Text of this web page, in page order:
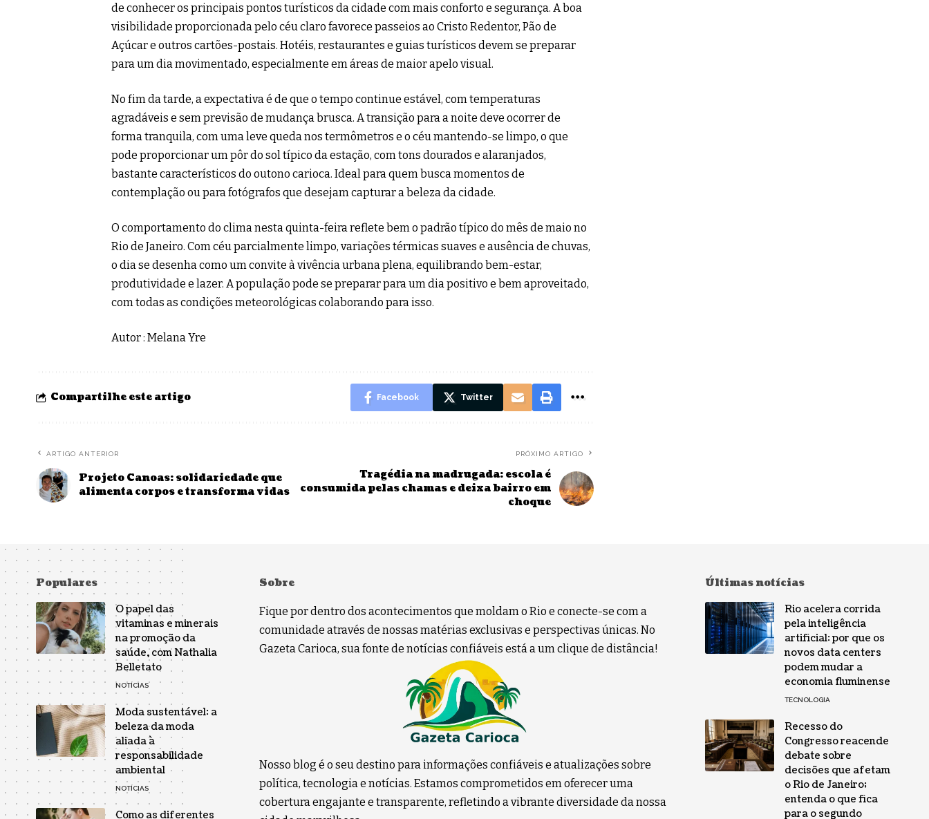
de conhecer os principais pontos turísticos da cidade com mais conforto e segurança. A boa
visibilidade proporcionada pelo céu claro favorece passeios ao Cristo Redentor, Pão de
Açúcar e outros cartões-postais. Hotéis, restaurantes e guias turísticos devem se preparar
para um dia movimentado, especialmente em áreas de maior apelo visual.
No fim da tarde, a expectativa é de que o tempo continue estável, com temperaturas
agradáveis e sem previsão de mudança brusca. A transição para a noite deve ocorrer de
forma tranquila, com uma leve queda nos termômetros e o céu mantendo-se limpo, o que
pode proporcionar um pôr do sol típico da estação, com tons dourados e alaranjados,
bastante característicos do outono carioca. Ideal para quem busca momentos de
contemplação ou para fotógrafos que desejam capturar a beleza da cidade.
O comportamento do clima nesta quinta-feira reflete bem o padrão típico do mês de maio no
Rio de Janeiro. Com céu parcialmente limpo, variações térmicas suaves e ausência de chuvas,
o dia se desenha como um convite à vivência urbana plena, equilibrando bem-estar,
produtividade e lazer. A população pode se preparar para um dia positivo e bem aproveitado,
com todas as condições meteorológicas colaborando para isso.
Autor : Melana Yre
Compartilhe este artigo Facebook Twitter
ARTIGO ANTERIOR
Projeto Canoas: solidariedade que
alimenta corpos e transforma vidas
PRÓXIMO ARTIGO
Tragédia na madrugada: escola é
consumida pelas chamas e deixa bairro em
choque
Populares
O papel das
vitaminas e minerais
na promoção da
saúde, com Nathalia
Belletato
NOTÍCIAS
Moda sustentável: a
beleza da moda
aliada à
responsabilidade
ambiental
NOTÍCIAS
Como as diferentes
Sobre
Fique por dentro dos acontecimentos que moldam o Rio e conecte-se com a
comunidade através de nossas matérias exclusivas e perspectivas únicas. No
Gazeta Carioca, sua fonte de notícias confiáveis está a um clique de distância!
Nosso blog é o seu destino para informações confiáveis e atualizações sobre
política, tecnologia e notícias. Estamos comprometidos em oferecer uma
cobertura engajante e transparente, refletindo a vibrante diversidade da nossa
Últimas notícias
Rio acelera corrida
pela inteligência
artificial: por que os
novos data centers
podem mudar a
economia fluminense
TECNOLOGIA
Recesso do
Congresso reacende
debate sobre
decisões que afetam
o Rio de Janeiro;
entenda o que fica
para o segundo